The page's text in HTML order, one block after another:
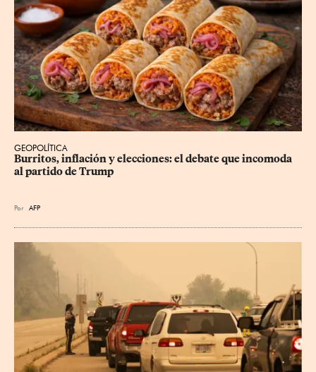
GEOPOLÍTICA
Burritos, inflación y elecciones: el debate que incomoda
al partido de Trump
Por AFP